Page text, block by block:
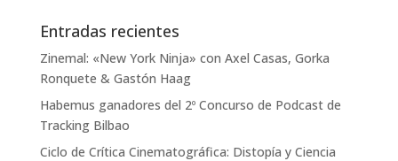
Entradas recientes
Zinemal: «New York Ninja» con Axel Casas, Gorka
Ronquete & Gastón Haag
Habemus ganadores del 2º Concurso de Podcast de
Tracking Bilbao
Ciclo de Crítica Cinematográfica: Distopía y Ciencia